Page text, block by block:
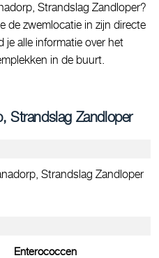
Strandslag Zandloper?
de zwemlocatie in zijn directe
je alle informatie over het
in de buurt.
Strandslag Zandloper
Strandslag Zandloper
Enterococcen